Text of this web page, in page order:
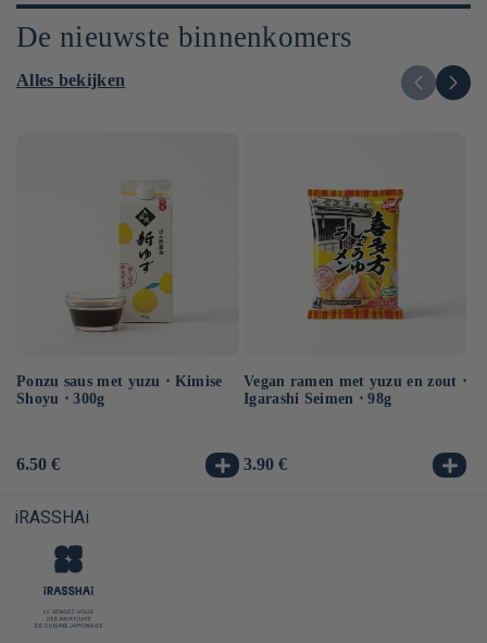
De nieuwste binnenkomers
Alles bekijken
Ponzu saus met yuzu ⋅ Kimise
Shoyu ⋅ 300g
Normale
6.50 €
Vegan ramen met yuzu en zout ⋅
Igarashi Seimen ⋅ 98g
Normale
3.90 €
iRASSHAi